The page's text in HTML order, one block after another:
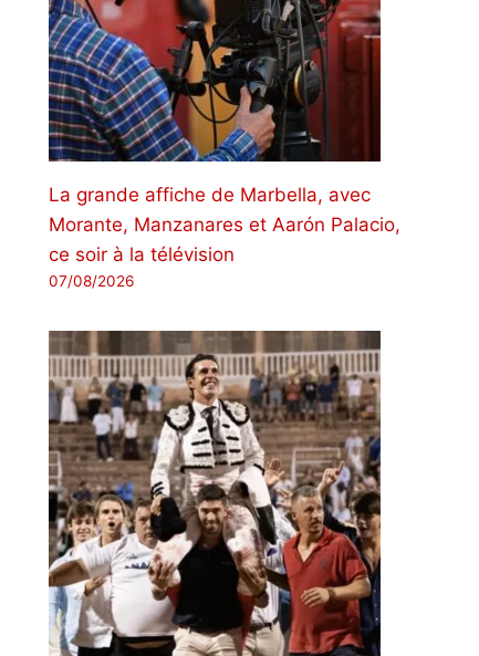
La grande affiche de Marbella, avec
Morante, Manzanares et Aarón Palacio,
ce soir à la télévision
07/08/2026